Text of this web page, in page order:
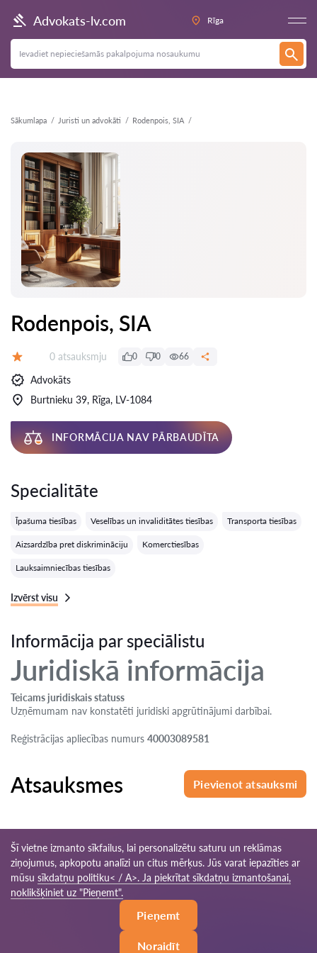
Advokats-lv.com Rīga
Sākumlapa Juristi un advokāti Rodenpois, SIA
Atpakaļ
Rodenpois, SIA
Atsauksmes:
0 atsauksmju 0 0 66
Advokāts
Burtnieku 39, Rīga, LV-1084
INFORMĀCIJA NAV PĀRBAUDĪTA
Specialitāte
Īpašuma tiesības Veselības un invaliditātes tiesības Transporta tiesības
Aizsardzība pret diskrimināciju Komerctiesības
Lauksaimniecības tiesības
Izvērst visu
Informācija par speciālistu
Juridiskā informācija
Teicams juridiskais statuss
Uzņēmumam nav konstatēti juridiski apgrūtinājumi darbībai.
Reģistrācijas apliecības numurs 40003089581
Atsauksmes Pievienot atsauksmi
© 2026 Advokats-lv.com
Saites karte
Šī vietne izmanto sīkfailus, lai personalizētu saturu un reklāmas
ziņojumus, apkopotu analīzi un citus mērķus. Jūs varat iepazīties ar
mūsu sīkdatņu politiku< / A>. Ja piekrītat sīkdatņu izmantošanai,
noklikšķiniet uz "Pieņemt".
Pieņemt
Noraidīt